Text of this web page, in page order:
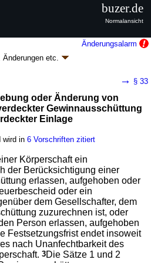
Änderungsalarm
etc.
BGBl. I S. 4144
2026 I Nr. 33
4-4Besitz- und Verkehrsteuern,
geleistete Einlagen
→ § 33
oder Änderung von
Gewinnausschüttung
Einlage
wird in6 Vorschriften zitiert
Körperschaft ein
der Berücksichtigung einer
erlassen, aufgehoben oder
oder ein
dem Gesellschafter, dem
zuzurechnen ist, oder
Person erlassen, aufgehoben
Festsetzungsfrist endet insoweit
nach Unanfechtbarkeit des
3Die Sätze 1 und 2
buzer.de
Normalansicht